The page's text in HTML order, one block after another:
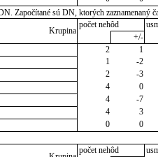
Započítané sú DN, ktorých
Krupina
počet nehôd
+/-
2 1
1 -2
2 -3
4 0
4 -7
4 3
0 0
počet nehôd